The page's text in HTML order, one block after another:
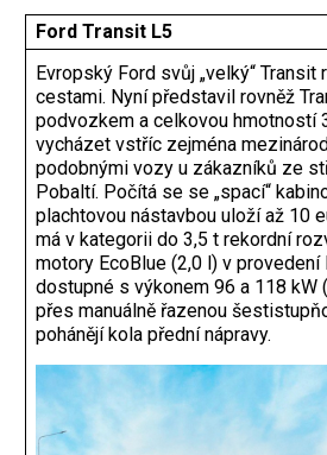
Ford Transit L5
Evropský Ford svůj „velký“
cestami. Nyní představil rovněž
podvozkem a celkovou hmotností
vycházet vstříc zejména
podobnými vozy u zákazníků ze
Pobaltí. Počítá se se „spací“
plachtovou nástavbou uloží až 10
má v kategorii do 3,5 t rekordní
motory EcoBlue (2,0 l) v provedení
dostupné s výkonem 96 a 118 kW
přes manuálně řazenou
pohánějí kola přední nápravy.